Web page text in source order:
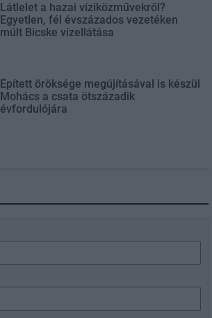
Látlelet a hazai víziközművekről?
Egyetlen, fél évszázados vezetéken
múlt Bicske vízellátása
Épített öröksége megújításával is készül
Mohács a csata ötszázadik
évfordulójára